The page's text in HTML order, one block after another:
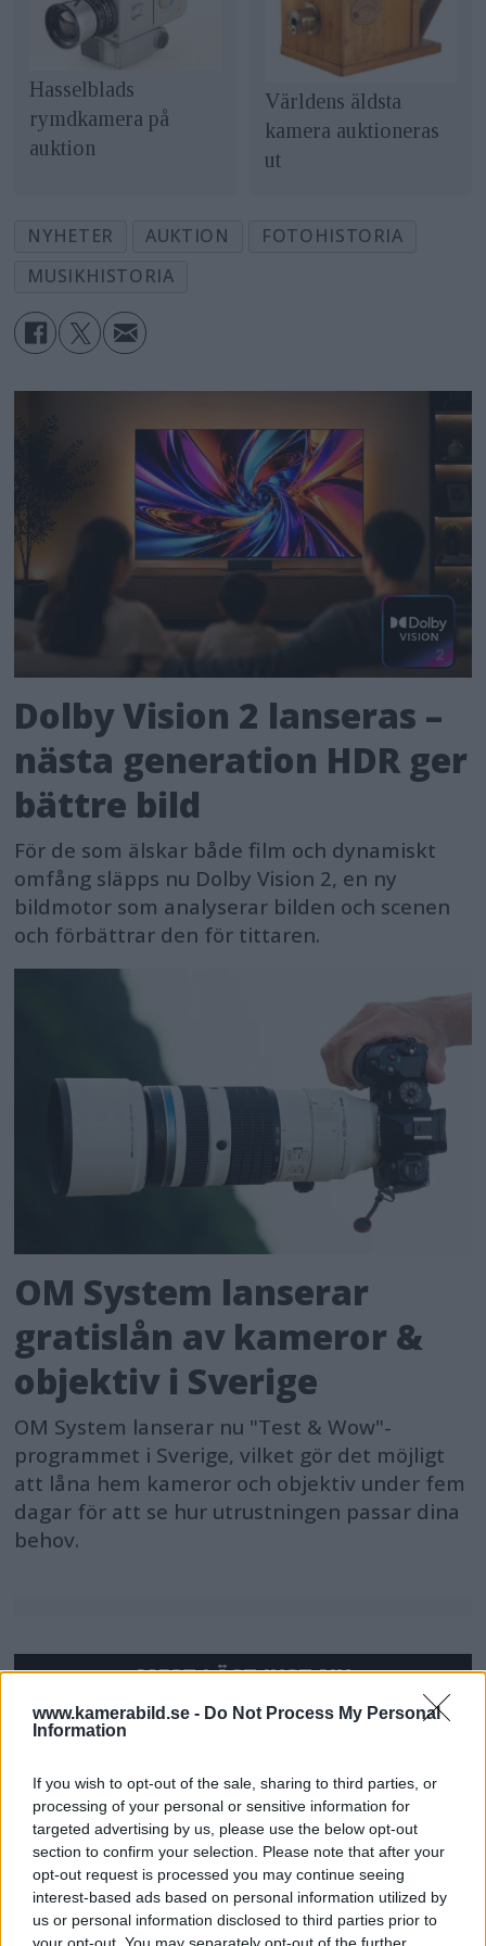
www.kamerabild.se - Do Not Process My Personal
Information
If you wish to opt-out of the sale, sharing to third parties, or
processing of your personal or sensitive information for
targeted advertising by us, please use the below opt-out
section to confirm your selection. Please note that after your
opt-out request is processed you may continue seeing
interest-based ads based on personal information utilized by
us or personal information disclosed to third parties prior to
your opt-out. You may separately opt-out of the further
Hasselblads
rymdkamera på
auktion
Världens äldsta
kamera auktioneras
ut
NYHETER AUKTION
FOTOHISTORIA
MUSIKHISTORIA
Dolby Vision 2 lanseras –
nästa generation HDR ger
bättre bild
För de som älskar både film och dynamiskt
omfång släpps nu Dolby Vision 2, en ny
bildmotor som analyserar bilden och scenen
och förbättrar den för tittaren.
OM System lanserar
gratislån av kameror &
objektiv i Sverige
OM System lanserar nu "Test & Wow"-
programmet i Sverige, vilket gör det möjligt
att låna hem kameror och objektiv under fem
dagar för att se hur utrustningen passar dina
behov.
MEST LÄST JUST NU
DJI Osmo Pocket 4P
Log 2 & 3x optisk zoom
Sony lägger bud på
Tamron – kan vara värt
12 miljarder kronor